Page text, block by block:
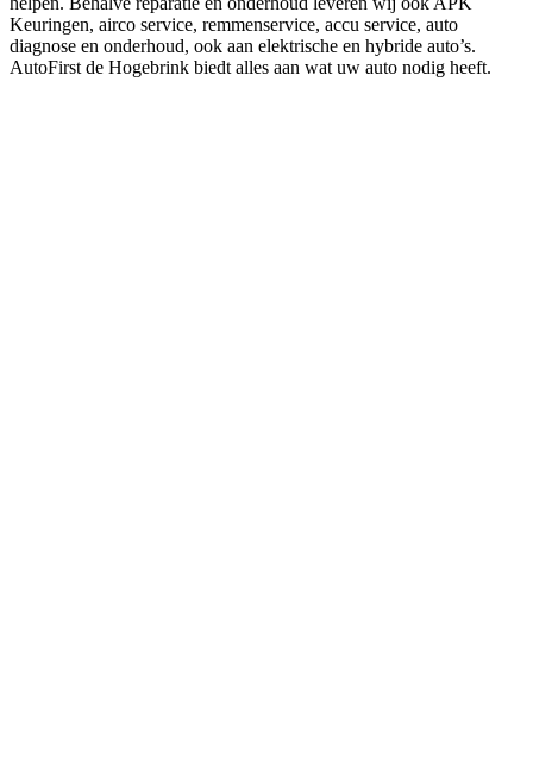
Keuringen, airco service, remmenservice, accu service, auto
diagnose en onderhoud, ook aan elektrische en hybride auto’s.
AutoFirst de Hogebrink biedt alles aan wat uw auto nodig heeft.